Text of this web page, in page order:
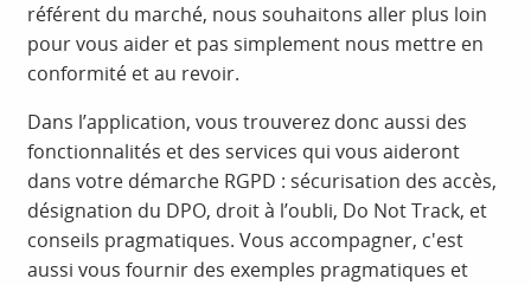
référent du marché, nous souhaitons aller plus loin
pour vous aider et pas simplement nous mettre en
conformité et au revoir.
Dans l’application, vous trouverez donc aussi des
fonctionnalités et des services qui vous aideront
dans votre démarche RGPD : sécurisation des accès,
désignation du DPO, droit à l’oubli, Do Not Track, et
conseils pragmatiques. Vous accompagner, c'est
aussi vous fournir des exemples pragmatiques et